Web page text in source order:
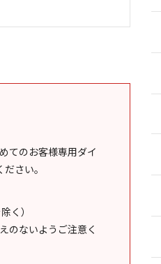
てのお客様専用ダイ
さい。
く）
のないようご注意く